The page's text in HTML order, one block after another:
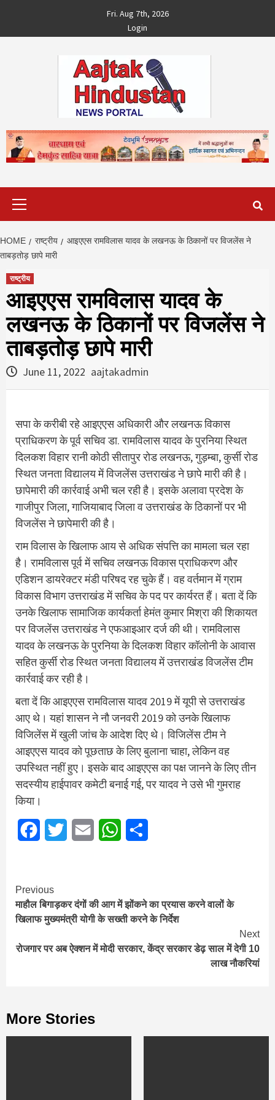
content
Fri. Aug 7th, 2026
Login
HOME राष्ट्रीय
आइएएस रामविलास यादव के लखनऊ के ठिकानों पर विजलेंस ने
ताबड़तोड़ छापे मारी
राष्ट्रीय
आइएएस रामविलास यादव के
लखनऊ के ठिकानों पर विजलेंस ने
ताबड़तोड़ छापे मारी
June 11, 2022 aajtakadmin
सपा के करीबी रहे आइएएस अधिकारी और लखनऊ विकास
प्राधिकरण के पूर्व सचिव डा. रामविलास यादव के पुरनिया स्थित
दिलकश विहार रानी कोठी सीतापुर रोड लखनऊ, गुड़म्बा, कुर्सी रोड
स्थित जनता विद्यालय में विजलेंस उत्तराखंड ने छापे मारी की है।
छापेमारी की कार्रवाई अभी चल रही है। इसके अलावा प्रदेश के
गाजीपुर जिला, गाजियाबाद जिला व उत्तराखंड के ठिकानों पर भी
विजलेंस ने छापेमारी की है।
राम विलास के खिलाफ आय से अधिक संपत्ति का मामला चल रहा
है। रामविलास पूर्व में सचिव लखनऊ विकास प्राधिकरण और
एडिशन डायरेक्टर मंडी परिषद रह चुके हैं। वह वर्तमान में ग्राम
विकास विभाग उत्तराखंड में सचिव के पद पर कार्यरत हैं। बता दें कि
उनके खिलाफ सामाजिक कार्यकर्ता हेमंत कुमार मिश्रा की शिकायत
पर विजलेंस उत्तराखंड ने एफआइआर दर्ज की थी। रामविलास
यादव के लखनऊ के पुरनिया के दिलकश विहार कॉलोनी के आवास
सहित कुर्सी रोड स्थित जनता विद्यालय में उत्तराखंड विजलेंस टीम
कार्रवाई कर रही है।
बता दें कि आइएएस रामविलास यादव 2019 में यूपी से उत्तराखंड
आए थे। यहां शासन ने नौ जनवरी 2019 को उनके खिलाफ
विजिलेंस में खुली जांच के आदेश दिए थे। विजिलेंस टीम ने
आइएएस यादव को पूछताछ के लिए बुलाना चाहा, लेकिन वह
उ‍पस्थित नहीं हुए। इसके बाद आइएएस का पक्ष जानने के लिए तीन
सदस्यीय हाईपावर कमेटी बनाई गई, पर यादव ने उसे भी गुमराह
किया।
FacebookTwitter Email WhatsApp
Continue
Reading
Previous
माहौल बिगाड़कर दंगों की आग में झोंकने का प्रयास करने वालों के
खिलाफ मुख्यमंत्री योगी के सख्ती करने के निर्देश
Next
रोजगार पर अब ऐक्शन में मोदी सरकार, केंद्र सरकार डेढ़ साल में देगी 10
लाख नौकरियां
More Stories